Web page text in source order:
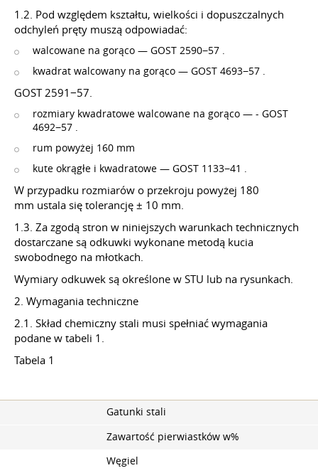
1.2. Pod względem kształtu, wielkości i dopuszczalnych
odchyleń pręty muszą odpowiadać:
walcowane na gorąco — GOST 2590−57 .
kwadrat walcowany na gorąco — GOST 4693−57 .
GOST 2591−57.
rozmiary kwadratowe walcowane na gorąco — - GOST
4692−57 .
rum powyżej 160 mm
kute okrągłe i kwadratowe — GOST 1133−41 .
W przypadku rozmiarów o przekroju powyżej 180
mm ustala się tolerancję ± 10 mm.
1.3. Za zgodą stron w niniejszych warunkach technicznych
dostarczane są odkuwki wykonane metodą kucia
swobodnego na młotkach.
Wymiary odkuwek są określone w STU lub na rysunkach.
2. Wymagania techniczne
2.1. Skład chemiczny stali musi spełniać wymagania
podane w tabeli 1.
Tabela 1
Gatunki stali
Zawartość pierwiastków w%
Węgiel